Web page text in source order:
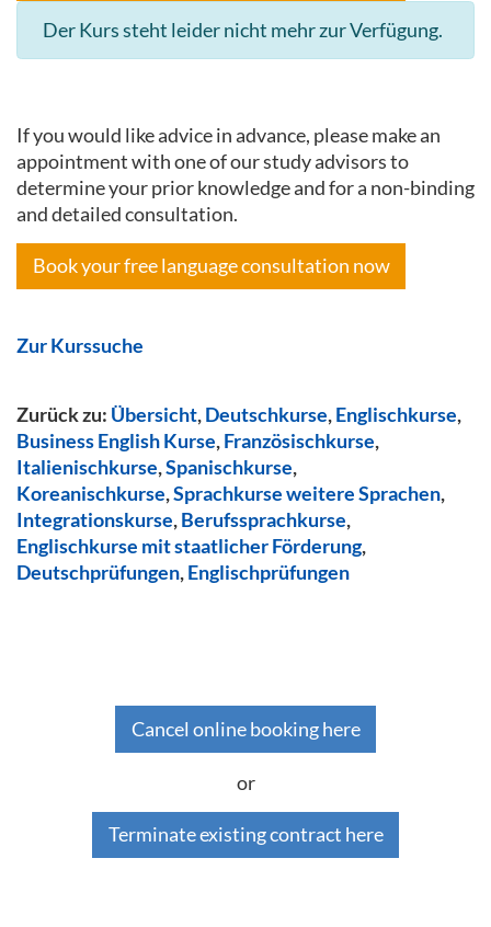
Der Kurs steht leider nicht mehr zur Verfügung.
If you would like advice in advance, please make an
appointment with one of our study advisors to
determine your prior knowledge and for a non-binding
and detailed consultation.
Book your free language consultation now
Zur Kurssuche
Zurück zu: Übersicht,Deutschkurse,Englischkurse,
Business English Kurse,Französischkurse,
Italienischkurse,Spanischkurse,
Koreanischkurse,Sprachkurse weitere Sprachen,
Integrationskurse,Berufssprachkurse,
Englischkurse mit staatlicher Förderung,
Deutschprüfungen,Englischprüfungen
Cancel online booking here
or
Terminate existing contract here